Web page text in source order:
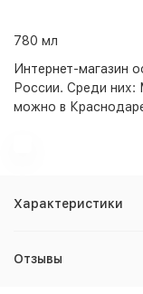
780 мл
Интернет-магазин
России. Среди них:
можно в
Характеристики
Отзывы